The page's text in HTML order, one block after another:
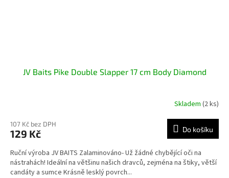
JV Baits Pike Double Slapper 17 cm Body Diamond
Skladem (2 ks)
107 Kč bez DPH
129 Kč Do košíku
Ruční výroba JV BAITS Zalaminováno- Už žádné chybějící oči na
nástrahách! Ideální na většinu našich dravců, zejména na štiky, větší
candáty a sumce Krásně lesklý povrch...